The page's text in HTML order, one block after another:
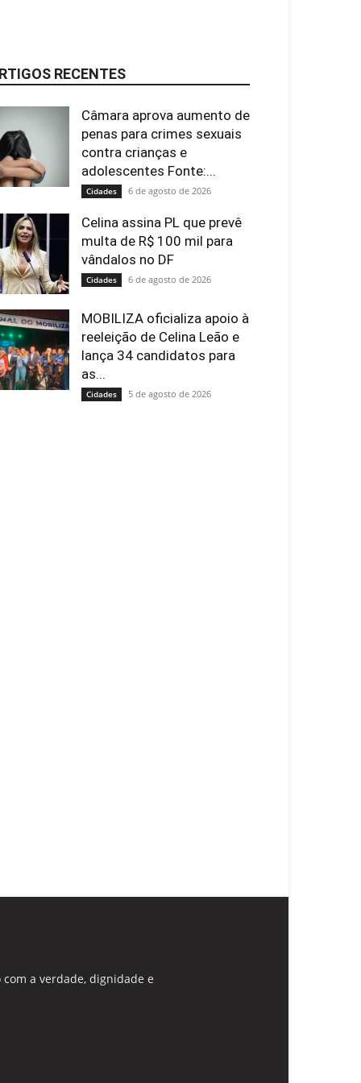
RECENTES
Câmara aprova aumento de
penas para crimes sexuais
contra crianças e
adolescentes Fonte:...
Cidades 6 de agosto de 2026
Celina assina PL que prevê
multa de R$ 100 mil para
vândalos no DF
Cidades 6 de agosto de 2026
MOBILIZA oficializa apoio à
reeleição de Celina Leão e
lança 34 candidatos para
as...
Cidades 5 de agosto de 2026
a verdade, dignidade e